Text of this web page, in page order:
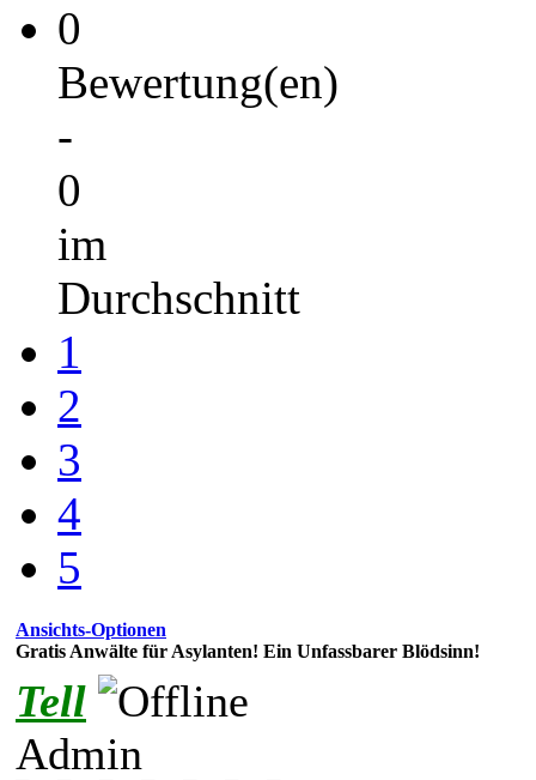
0
Bewertung(en)
-
0
im
Durchschnitt
1
2
3
4
5
Ansichts-Optionen
Gratis Anwälte für Asylanten! Ein Unfassbarer Blödsinn!
Tell
Admin